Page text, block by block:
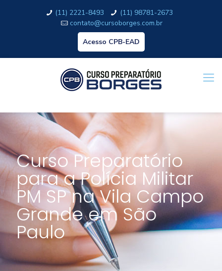
(11) 2221-8493
(11) 98781-2673
contato@cursoborges.com.br
Acesso CPB-EAD
Curso Preparatório
para a Polícia Militar
PM SP na Vila Campo
Grande em São
Paulo